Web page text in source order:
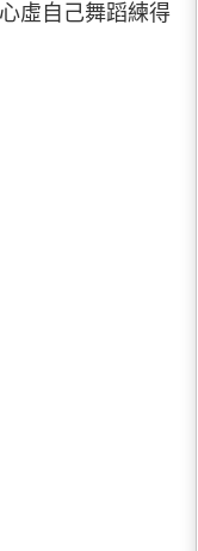
虛自己舞蹈練得